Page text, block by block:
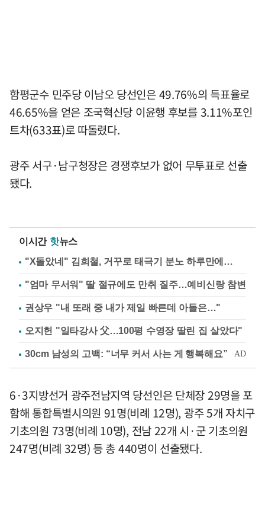
함평군수 민주당 이남오 당선인은 49.76%의 득표율로
46.65%을 얻은 조국혁신당 이윤행 후보를 3.11%포인
트차(633표)로 따돌렸다.
광주 서구·남구청장은 경쟁후보가 없어 무투표로 선출
됐다.
이시간 핫뉴스
"X돌았네" 김희철, 거꾸로 태극기 분노 하루만에…
"엄마 무서워" 딸 절규에도 만취 질주…예비신랑 참변
권상우 "내 또래 중 내가 제일 빠른데 아들은…"
오지헌 "일타강사 父…100평 수영장 딸린 집 살았다"
6·3지방선거 광주전남지역 당선인은 단체장 29명을 포
함해 통합특별시의원 91명(비례 12명), 광주 5개 자치구
기초의원 73명(비례 10명), 전남 22개 시·군 기초의원
247명(비례 32명) 등 총 440명이 선출됐다.